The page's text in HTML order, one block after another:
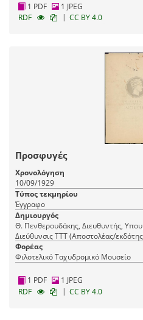
1 PDF
1 JPEG
RDF
| CC BY 4.0
Προσφυγές
Χρονολόγηση
10/09/1929
Τύπος τεκμηρίου
Έγγραφο
Δημιουργός
Θ. Πενθερουδάκης, Διευθυντής,
Διεύθυνσις ΤΤΤ (Αποστολέας/
Τμήμα α' τάξεως (Παραλήπτης)
Φορέας
Φιλοτελικό Ταχυδρομικό Μουσείο
1 PDF
1 JPEG
RDF
| CC BY 4.0